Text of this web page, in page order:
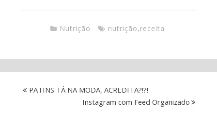
Nutrição nutrição,receita
PATINS TÁ NA MODA, ACREDITA?!?!
Instagram com Feed Organizado